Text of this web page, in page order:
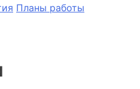
Планы работы